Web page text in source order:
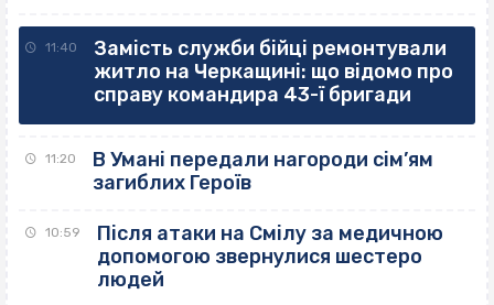
11:40
Замість служби бійці ремонтували
житло на Черкащині: що відомо про
справу командира 43-ї бригади
11:20
В Умані передали нагороди сім’ям
загиблих Героїв
10:59
Після атаки на Смілу за медичною
допомогою звернулися шестеро
людей